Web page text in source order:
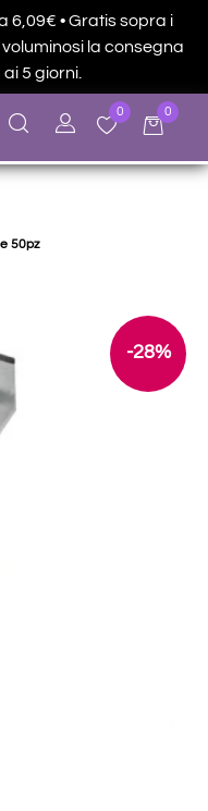
6,09€ • Gratis sopra i
voluminosi la consegna
5 giorni.
0 0
50pz
-28%